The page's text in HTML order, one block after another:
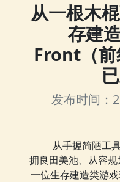
从一根木
存建
Front（前
发布时间：
从手握简陋工
拥良田美池、从容
一位生存建造类游戏